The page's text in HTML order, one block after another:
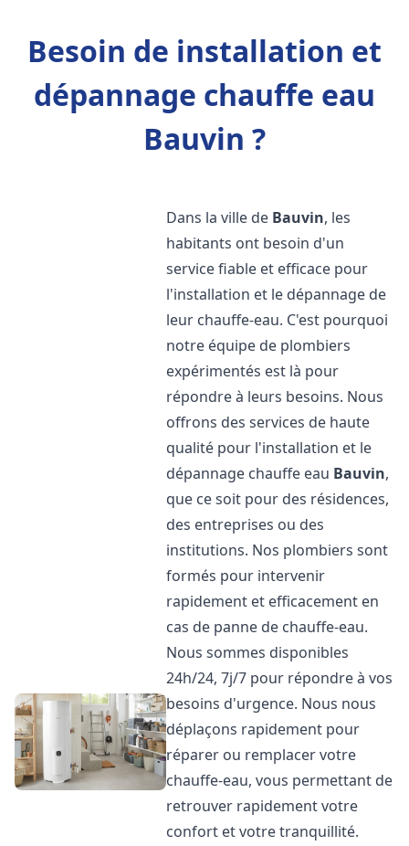
Besoin de installation et
dépannage chauffe eau
Bauvin ?
Dans la ville de Bauvin, les
habitants ont besoin d'un
service fiable et efficace pour
l'installation et le dépannage de
leur chauffe-eau. C'est pourquoi
notre équipe de plombiers
expérimentés est là pour
répondre à leurs besoins. Nous
offrons des services de haute
qualité pour l'installation et le
dépannage chauffe eau Bauvin,
que ce soit pour des résidences,
des entreprises ou des
institutions. Nos plombiers sont
formés pour intervenir
rapidement et efficacement en
cas de panne de chauffe-eau.
Nous sommes disponibles
24h/24, 7j/7 pour répondre à vos
besoins d'urgence. Nous nous
déplaçons rapidement pour
réparer ou remplacer votre
chauffe-eau, vous permettant de
retrouver rapidement votre
confort et votre tranquillité.